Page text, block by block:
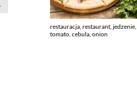
restauracja, restaurant,
tomato, cebula, onion